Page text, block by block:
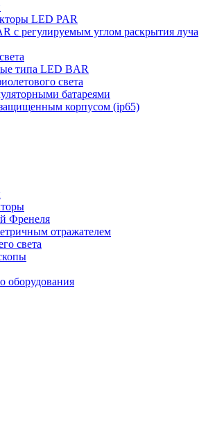
LED PAR
c регулируемым углом раскрытия луча
типа LED BAR
света
батареями
корпусом (ip65)
Френеля
отражателем
света
оборудования